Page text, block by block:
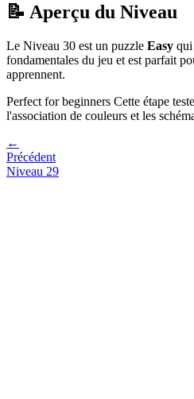
📝 Aperçu du Niveau
Le Niveau 30 est un puzzle Easy qui
fondamentales du jeu et est parfait
apprennent.
Perfect for beginners Cette étape
l'association de couleurs et les
←
Précédent
Niveau 29